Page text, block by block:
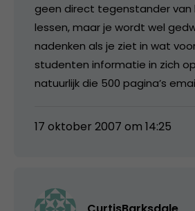
geen direct tegenstander van
lessen, maar je wordt wel
nadenken als je ziet in wat
studenten informatie in zich
natuurlijk die 500 pagina’s
17 oktober 2007 om 14:25